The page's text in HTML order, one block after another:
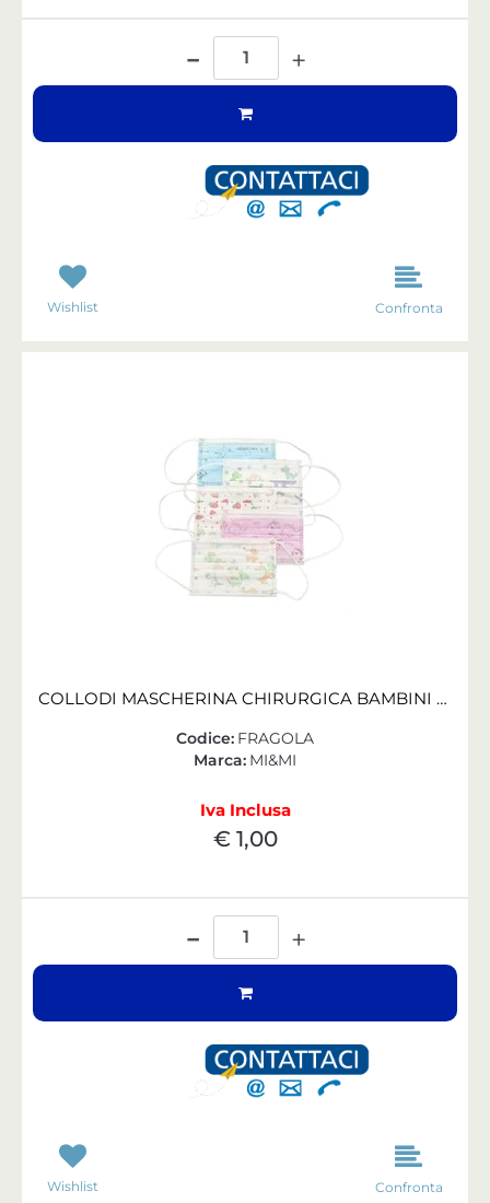
Quantità
Wishlist Confronta
COLLODI MASCHERINA CHIRURGICA BAMBINI 6/12 ANNI FRAGOLA CONF 10
Codice: FRAGOLA
Marca: MI&MI
Iva Inclusa
€ 1,00
Quantità
Wishlist Confronta